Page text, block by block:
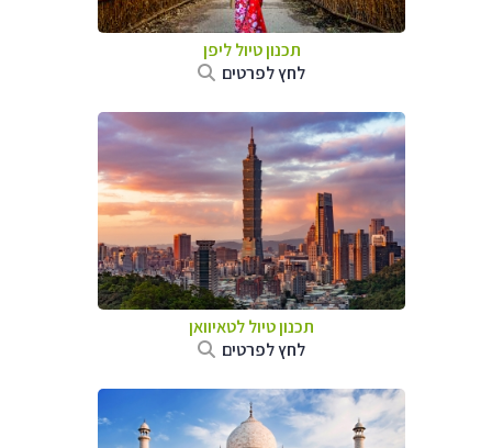
תכנון טיולליפן
לחץ לפרטים
תכנון טיוללטאיוואן
לחץ לפרטים